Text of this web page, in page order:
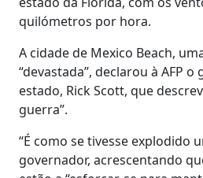
quilómetros por hora.
A cidade de Mexico Beach,
“devastada”, declarou à AFP
estado, Rick Scott, que
guerra”.
“É como se tivesse explodido
governador, acrescentando